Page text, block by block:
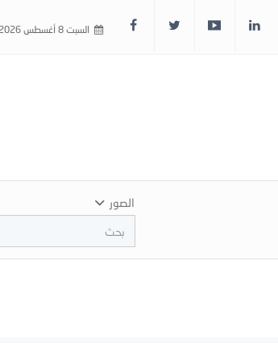
السبت 8 أغسطس 2026 |
الصور